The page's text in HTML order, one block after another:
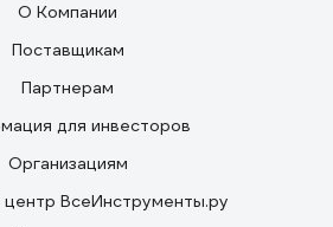
О Компании
Поставщикам
Партнерам
для инвесторов
Организациям
ВсеИнструменты.ру